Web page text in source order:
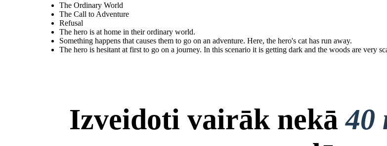
The Ordinary World
The Call to Adventure
Refusal
The hero is at home in their ordinary world.
Something happens that causes them to go on an adventure. Here, the hero's cat has run away.
The hero is hesitant at first to go on a journey. In this scenario it is getting dark and the woods are very
Izveidoti vairāk nekā40